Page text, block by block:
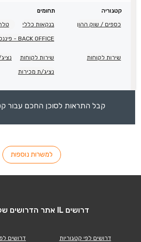
קטגוריה
תחומים
כספים / שוק ההון
בנקאות כללי
BACK OFFICE - פיננסים
שירות לקוחות שירות לקוחות
נציג/ת מכירות
קבל התראות לסוכן החכם עבור
למשרות נוספות
דרושים IL אתר הדרושים של ישראל
דרושים לפי קטגוריות
דרושים